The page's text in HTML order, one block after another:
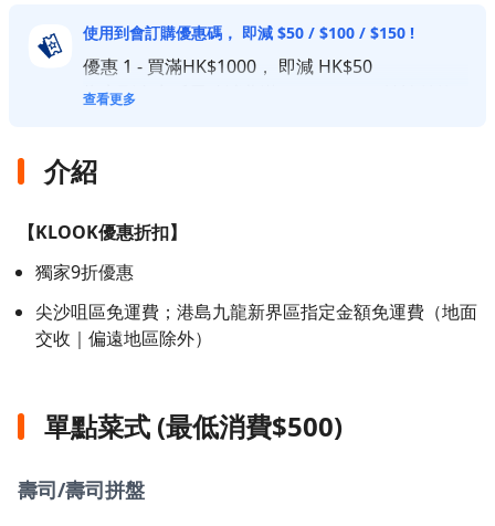
使用到會訂購優惠碼， 即減 $50 / $100 / $150 !
優惠 1 - 買滿HK$1000， 即減 HK$50
指定到會商戶累積消費滿HKD$1000，並於付款
優惠 2 - 買滿HK$2000， 即減 HK$100
頁面輸入優惠碼【KLKCATERING100】，整張訂
單即減HKD$100
優惠 3 - 買滿HK$3000， 即減HK$150
指定到會商戶累積消費滿HKD$3000，並於付款
以上優惠碼適用於香港用戶訂購指定到會產品消
入優惠碼，系統會自動應用優惠到適用的訂單，
並於交易版面上顯示該折扣。
查看更多
介紹
【KLOOK優惠折扣】
獨家9折優惠
尖沙咀區免運費；港島九龍新界區指定金額免運費（地面
交收｜偏遠地區除外）
單點菜式 (最低消費$500)
壽司/壽司拼盤